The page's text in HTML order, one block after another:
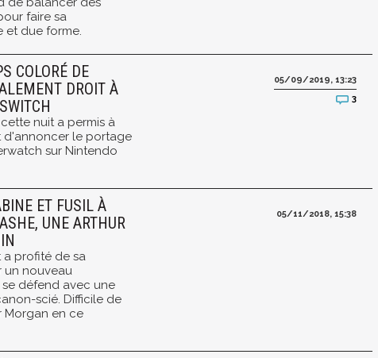
faire sa
et due forme.
COLORÉ DE
DROIT À
nuit a permis à
d'annoncer le portage
sur Nintendo
05/09/2019, 13:23
3
ET FUSIL À
UNE ARTHUR
a profité de sa
un nouveau
défend avec une
scié. Difficile de
Morgan en ce
05/11/2018, 15:38